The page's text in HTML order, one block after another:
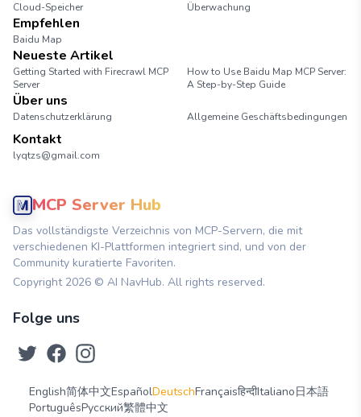
Cloud-Speicher
Überwachung
Empfehlen
Baidu Map
Neueste Artikel
Getting Started with Firecrawl MCP
Server
How to Use Baidu Map MCP Server:
A Step-by-Step Guide
Über uns
Datenschutzerklärung Allgemeine Geschäftsbedingungen
Kontakt
lyqtzs@gmail.com
MCP Server Hub
Das vollständigste Verzeichnis von MCP-Servern, die mit
verschiedenen KI-Plattformen integriert sind, und von der
Community kuratierte Favoriten.
Copyright 2026 © AI NavHub. All rights reserved.
Folge uns
English简体中文EspañolDeutschFrançaisहिन्दीItaliano日本語
PortuguêsРусский繁體中文